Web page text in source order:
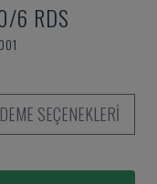
6 RDS
SEÇENEKLERI